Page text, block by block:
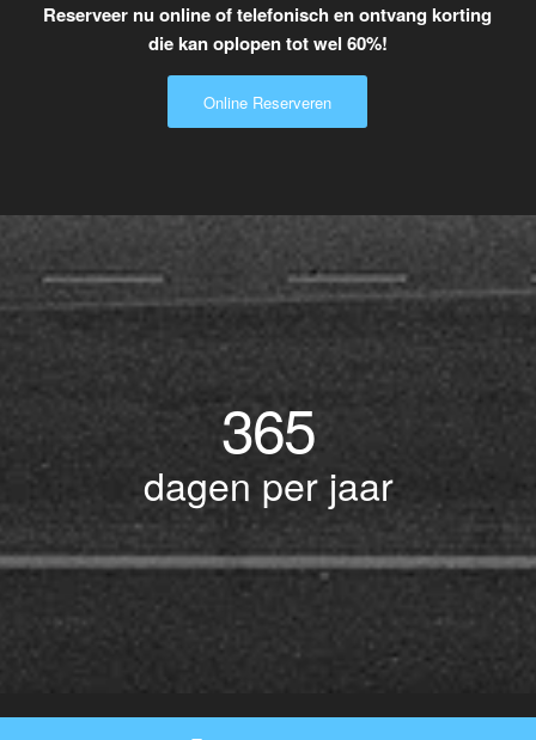
Reserveer nu online of telefonisch en ontvang korting
die kan oplopen tot wel 60%!
Online Reserveren
365
dagen per jaar